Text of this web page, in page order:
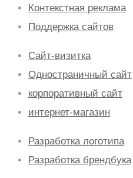
Контекстная реклама
Поддержка сайтов
Сайт-визитка
Одностраничный сайт
корпоративный сайт
интернет-магазин
Разработка логотипа
Разработка брендбука